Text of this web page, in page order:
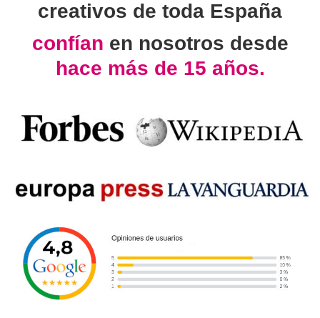
creativos de toda España
confían en nosotros desde
hace más de 15 años.